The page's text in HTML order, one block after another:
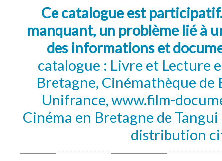
Ce catalogue est
manquant, un problème lié à
des informations et
catalogue : Livre et Lecture
Bretagne, Cinémathèque de
Unifrance, www.film-
Cinéma en Bretagne de
distribution